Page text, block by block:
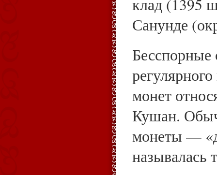
клад (1395
Санунде
Бесспорные
монет
Кушан.
монеты —
называлась